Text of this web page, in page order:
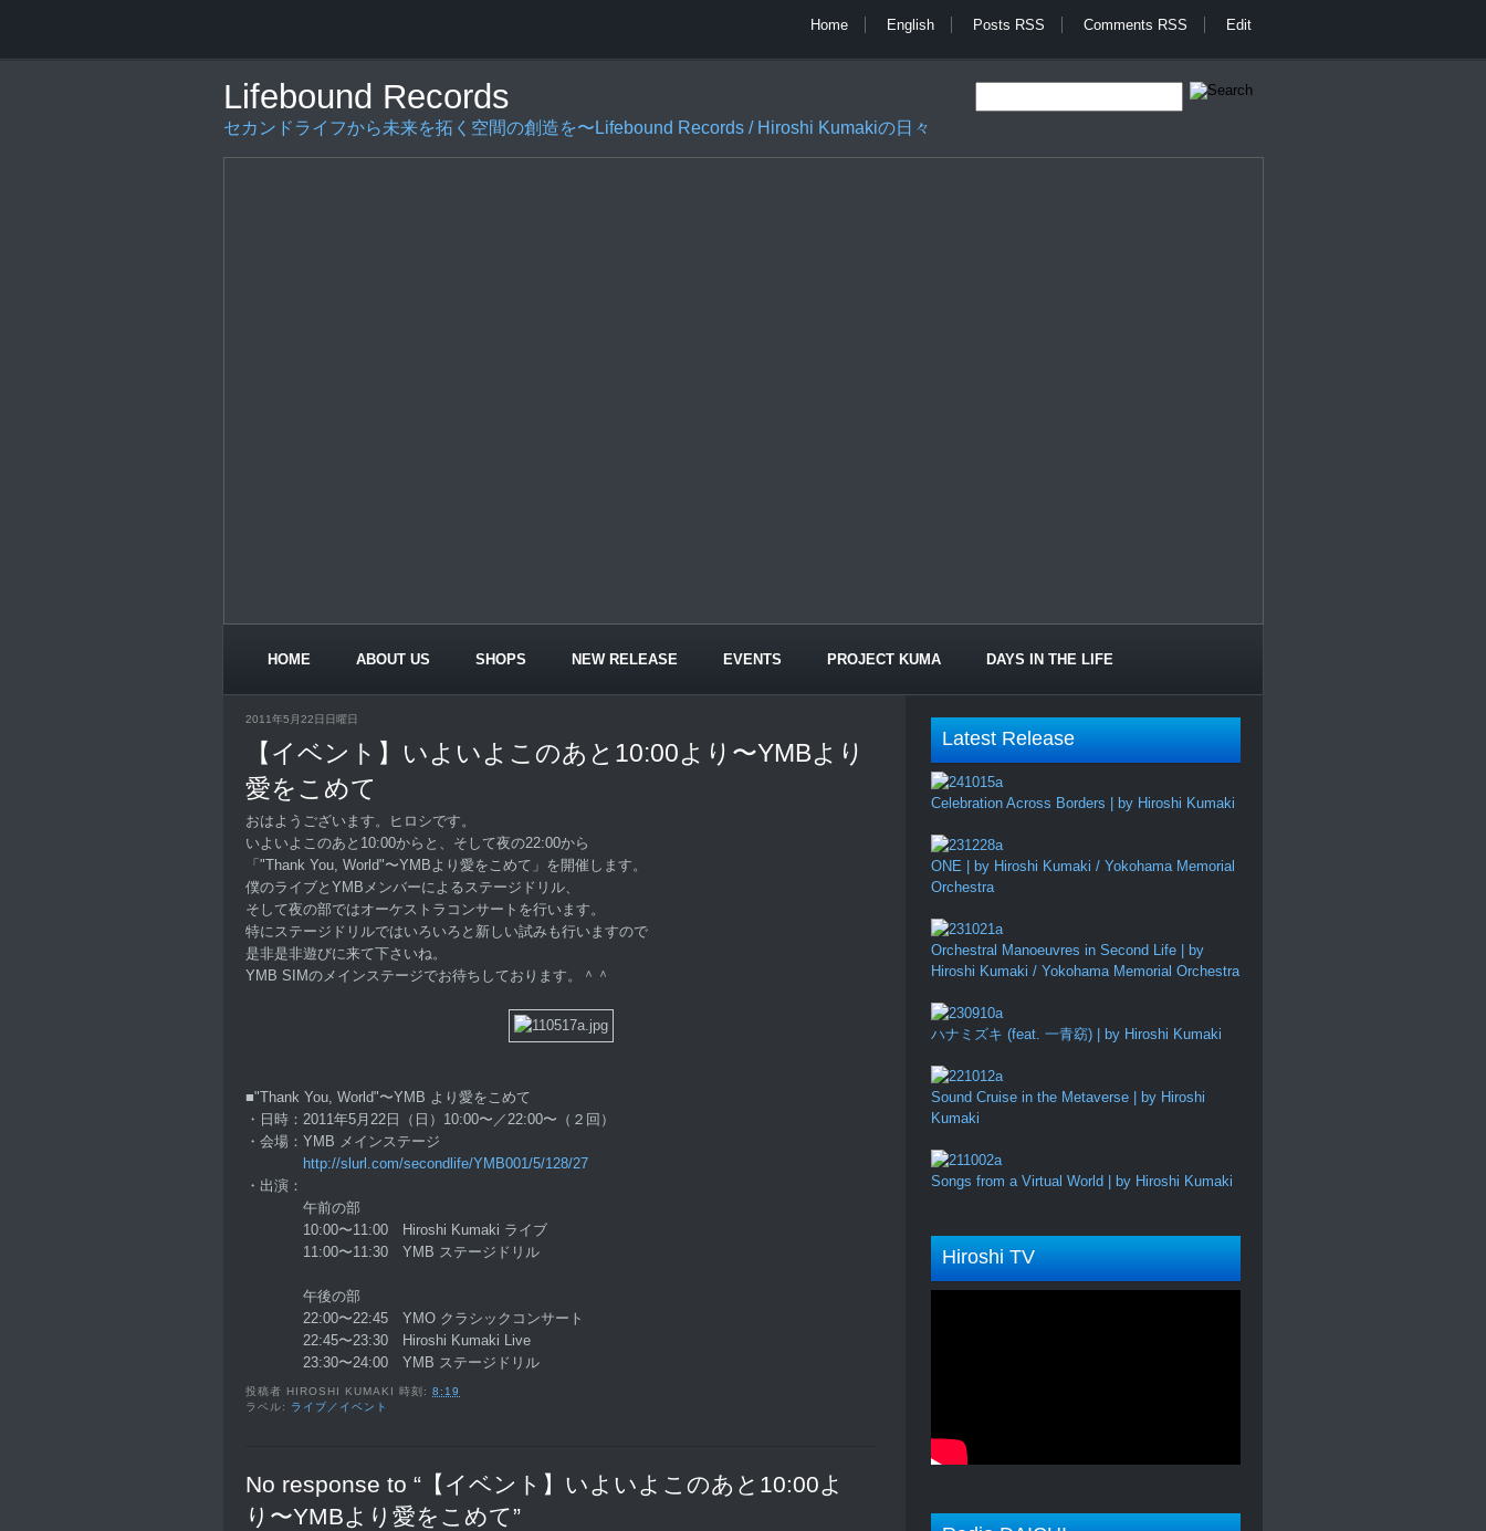
Home English Posts RSS Comments RSS Edit
Lifebound Records
セカンドライフから未来を拓く空間の創造を〜Lifebound Records / Hiroshi Kumakiの日々
HOME ABOUT US SHOPS NEW RELEASE EVENTS PROJECT KUMA DAYS IN THE LIFE
2011年5月22日日曜日
【イベント】いよいよこのあと10:00より〜YMBより
愛をこめて
おはようございます。ヒロシです。
いよいよこのあと10:00からと、そして夜の22:00から
「"Thank You, World"〜YMBより愛をこめて」を開催します。
僕のライブとYMBメンバーによるステージドリル、
そして夜の部ではオーケストラコンサートを行います。
特にステージドリルではいろいろと新しい試みも行いますので
是非是非遊びに来て下さいね。
YMB SIMのメインステージでお待ちしております。＾＾
■"Thank You, World"〜YMB より愛をこめて
・日時：2011年5月22日（日）10:00〜／22:00〜（２回）
・会場：YMB メインステージ
http://slurl.com/secondlife/YMB001/5/128/27
・出演：
午前の部
10:00〜11:00 Hiroshi Kumaki ライブ
11:00〜11:30 YMB ステージドリル
午後の部
22:00〜22:45 YMO クラシックコンサート
22:45〜23:30 Hiroshi Kumaki Live
23:30〜24:00 YMB ステージドリル
投稿者 HIROSHI KUMAKI 時刻:8:19
ラベル: ライブ／イベント
No response to “【イベント】いよいよこのあと10:00よ
り〜YMBより愛をこめて”
Latest Release
Celebration Across Borders | by Hiroshi Kumaki
ONE | by Hiroshi Kumaki / Yokohama Memorial
Orchestra
Orchestral Manoeuvres in Second Life | by
Hiroshi Kumaki / Yokohama Memorial Orchestra
ハナミズキ (feat. 一青窈) | by Hiroshi Kumaki
Sound Cruise in the Metaverse | by Hiroshi
Kumaki
Songs from a Virtual World | by Hiroshi Kumaki
Hiroshi TV